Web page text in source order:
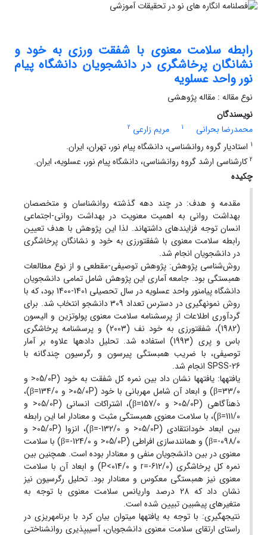
رابطه سلامت معنوی با شفقت ورزی به خود و
نشانگان پرخاشگری در دانشجویان دانشگاه پیام‏
نور واحد عسلویه
نوع مقاله : مقاله پژوهشی
نویسندگان
محمدرضا بحرانی
1 مریم زارعی 2
1 استادیار گروه روانشناسی، دانشگاه پیام نور، تهران، ایران.
2 کارشناسی ارشد گروه روانشناسی، دانشگاه پیام نور، عسلویه، ایران.
چکیده
مقدمه‌ و هدف: در چند دهه گذشته روانشناسان و متخصصان
بهداشت روانی به اهمیت معنویت در بهداشت روانی-اجتماعی
انسان توجه فزاینده‏ای داشته‏اند. لذا این پژوهش با هدف تعیین
رابطه سلامت معنوی با شفقت‏ورزی به خود و نشانگان پرخاشگری
در دانشجویان انجام شد.
روش‌شناسی پژوهش: پژوهش توصیفی-مقطعی و از نوع مطالعات
همبستگی بود. جامعه آماری این پژوهش شامل تمامی دانشجویان
دانشگاه پیام‏نور واحد عسلویه در سال تحصیلی 1401-1400 بود، که با
روش نمونه‏گیری در دسترس تعداد 309 دانشجو انتخاب شد. برای
گردآوری اطلاعات از پرسشنامه سلامت معنوی پولوتزین و الیسون
(1982)، شفقت‏ورزی به خود نف (2003) و پرسشنامه پرخاشگری
باس و پری (1993) استفاده شد. تحلیل داده‏ها علاوه بر آمار
توصیفی، با ضریب همبستگی پیرسون و رگرسیون چندگانه با
SPSS-26 انجام شد.
یافته‏ها: یافته‏ها نشان داد بین نمره کل شفقت‏ به خود (05/0P< و
33/0=β) و ابعاد آن شامل مهربانی با خود (05/0P< و 134/0=β)،
ذهن‏آگاهی (05/0P< و 157/0=β)، اشتراکات انسانی (05/0P< و
111/0=β)، با سلامت معنوی همبستگی مثبت و معنادار اما این رابطه
بین ابعاد خودانتقادی (05/0P< و 132/0-=β)، انزوا (05/0P< و
098/0-=β) و همانندسازی افراطی (05/0P< و 124/0-=β) با سلامت
معنوی در بین دانشجویان منفی و معنادار بوده است. همچنین بین
نمره کل پرخاشگری (612/0-=r و 014/0>P) و ابعاد آن با سلامت
معنوی نیز همبستگی معکوس و معنادار بود. تحلیل رگرسیون نیز
نشان داد که 28 درصد واریانس سلامت معنوی با توجه به
متغیرهای پیش‏بین تبیین شده است.
نتیجه‏گیری: با توجه به یافته‏ها می‏توان بیان کرد با برنامه‏ریزی در
راستای ارتقای سلامت معنوی دانشجویان، آسیب‏پذیری روان‏شناختی